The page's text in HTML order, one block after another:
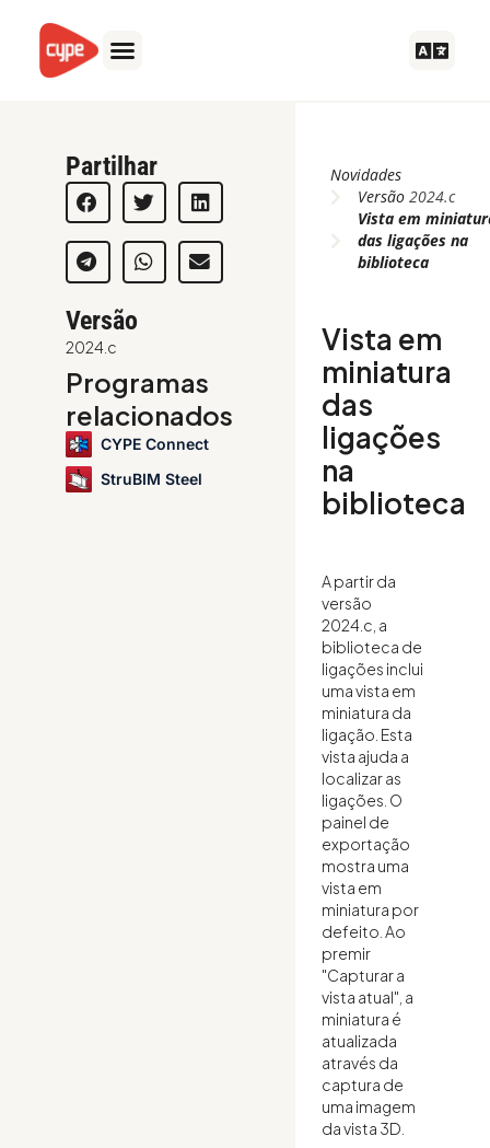
content
Partilhar
Versão
2024.c
Programas
relacionados
CYPE Connect
StruBIM Steel
Novidades
Versão2024.c
Vista em
das ligações na
biblioteca
Vista em
miniatura
das
ligações
na
biblioteca
A partir da
versão
2024.c, a
biblioteca de
ligações inclui
uma vista em
miniatura da
ligação. Esta
vista ajuda a
localizar as
ligações. O
painel de
exportação
mostra uma
vista em
miniatura por
defeito. Ao
premir
"Capturar a
vista atual", a
miniatura é
atualizada
através da
captura de
uma imagem
da vista 3D.